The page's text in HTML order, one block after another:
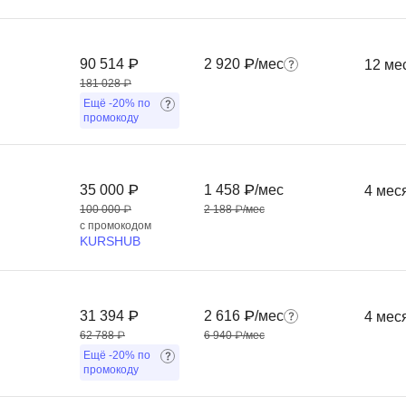
90 514 ₽
181 028 ₽
Ещё -20% по
промокоду
2 920 ₽/мес 12
35 000 ₽
100 000 ₽
с промокодом
KURSHUB
1 458 ₽/мес
2 188 ₽/мес
4
31 394 ₽
62 788 ₽
Ещё -20% по
промокоду
2 616 ₽/мес
6 940 ₽/мес
4
Ansible
Arduino
Android Studio
Apache Airflow
Asterisk
Разработка мобильных
приложений
Разработка игр
Разработка игр на Unity
Фреймворк
Visual Studio